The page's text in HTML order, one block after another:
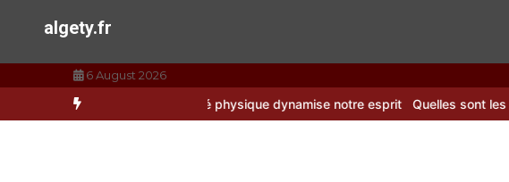
algety.fr
6 August 2026
l’activité physique dynamise notre esprit Quelles sont les entreprises de